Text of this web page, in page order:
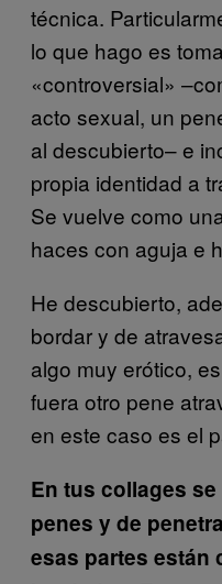
técnica.
lo que hago es
«controversial»
acto sexual, un
al descubierto– e
propia identidad a
Se vuelve como
haces con aguja e
He descubierto,
bordar y de
algo muy erótico,
fuera otro pene
en este caso es el
En tus collages
penes y de
esas partes están